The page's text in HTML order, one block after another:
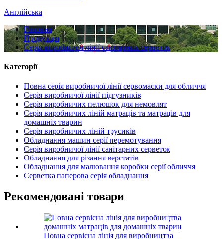
Англійська
Головна
Продукція
Серія виробничої лінії санітарних серветок
Категорії
Повна серія виробничої лінії сервомаски для обличчя
Серія виробничої лінії підгузників
Серія виробничих пелюшок для немовлят
Серія виробничих ліній матраців та матраців для
домашніх тварин
Серія виробничих ліній трусиків
Обладнання машин серії перемотування
Серія виробничої лінії санітарних серветок
Обладнання для різання верстатів
Обладнання для малювання коробки серії обличчя
Серветка паперова серія обладнання
Рекомендовані товари
Повна сервісна лінія для виробництва